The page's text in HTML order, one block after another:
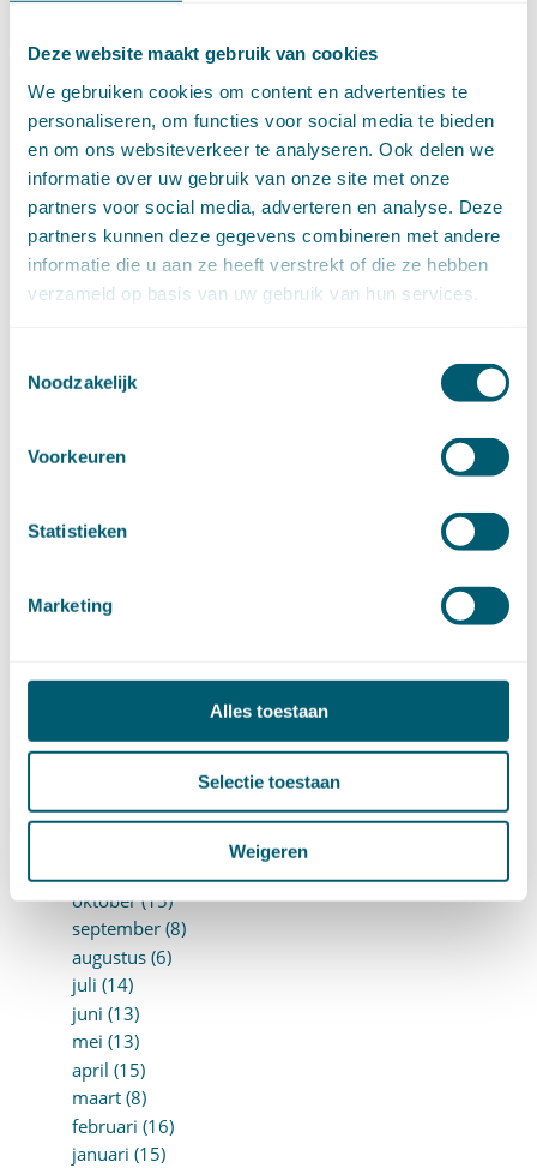
Deze website maakt gebruik van cookies
We gebruiken cookies om content en advertenties te
personaliseren, om functies voor social media te bieden
en om ons websiteverkeer te analyseren. Ook delen we
informatie over uw gebruik van onze site met onze
partners voor social media, adverteren en analyse. Deze
partners kunnen deze gegevens combineren met andere
informatie die u aan ze heeft verstrekt of die ze hebben
verzameld op basis van uw gebruik van hun services.
Noodzakelijk
Voorkeuren
Statistieken
Marketing
Alles toestaan
Selectie toestaan
Weigeren
Onteigeningsrecht (72)
Overheidsrecht(183)
Pensioenrecht
(27)
Personen- en familierecht
(220)
(28)
Prejudiciële vragen Hoge Raad
Privacy -AVG(5)
Proces- en beslagrecht(906)
Strafrecht(12)
Verbintenissenrecht(323)
Verzekeringsrecht
Wvggz – Wzd (Wet Bopz oud)
augustus (1)
mei (7)
maart (17)
►
2025 (153)
oktober (15)
september (8)
augustus (6)
juli (14)
juni (13)
mei (13)
april (15)
maart (8)
februari (16)
januari (15)